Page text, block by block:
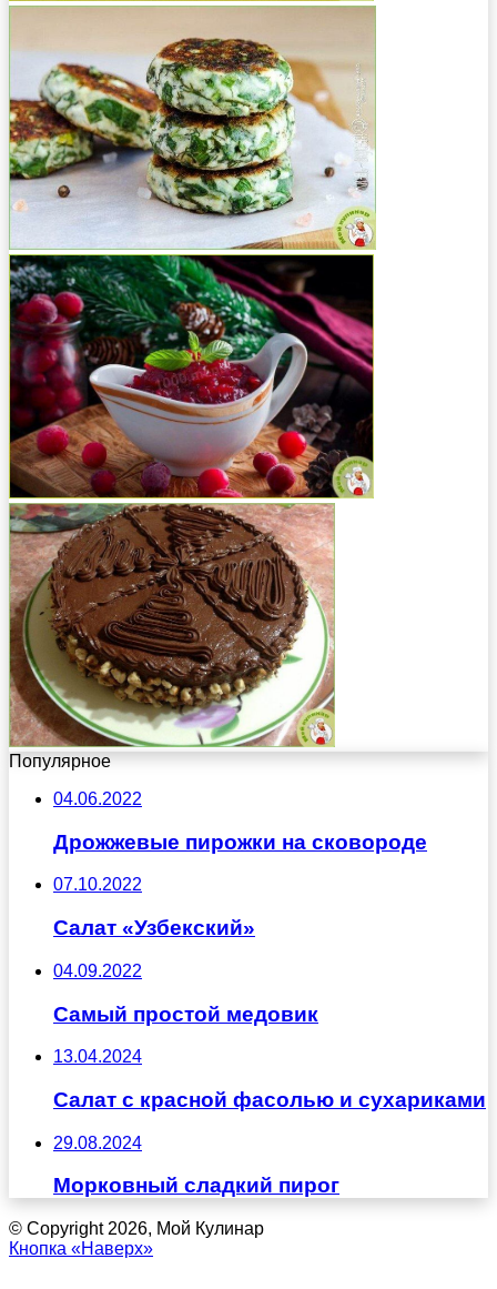
Популярное
04.06.2022
Дрожжевые пирожки на сковороде
07.10.2022
Салат «Узбекский»
04.09.2022
Самый простой медовик
13.04.2024
Салат с красной фасолью и сухариками
29.08.2024
Морковный сладкий пирог
© Copyright 2026, Мой Кулинар
Кнопка «Наверх»